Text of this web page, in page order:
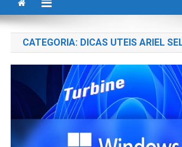
CATEGORIA: DICAS UTEIS ARIEL